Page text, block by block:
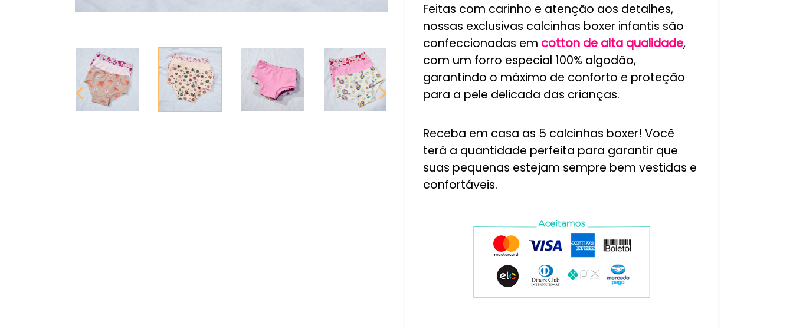
SLIDE
Feitas com carinho e atenção aos detalhes,
nossas exclusivas calcinhas boxer infantis são
confeccionadas em cotton de alta qualidade,
com um forro especial 100% algodão,
garantindo o máximo de conforto e proteção
para a pele delicada das crianças.
Receba em casa as 5 calcinhas boxer! Você
terá a quantidade perfeita para garantir que
suas pequenas estejam sempre bem vestidas e
confortáveis.